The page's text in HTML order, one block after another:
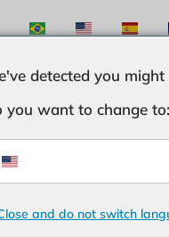
-KURIOSITÄTEN-Fatos
detected you
you want to change to:
and do not switch